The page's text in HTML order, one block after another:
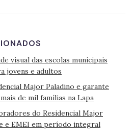
visual das escolas municipais
jovens e adultos
Major Paladino e garante
de mil famílias na Lapa
do Residencial Major
e EMEI em período integral